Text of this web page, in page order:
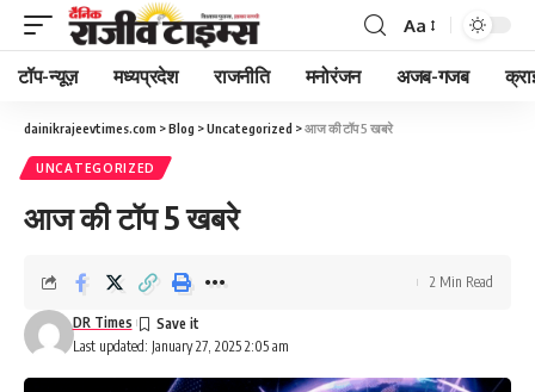
Font
Resizer
Aa
टॉप-न्यूज़ मध्यप्रदेश राजनीति मनोरंजन अजब-गजब
dainikrajeevtimes.com >Blog >Uncategorized >आज की टॉप 5 खबरे
UNCATEGORIZED
आज की टॉप 5 खबरे
Last updated: January 27, 2025 2:05 am
DR Times
2 Min Read